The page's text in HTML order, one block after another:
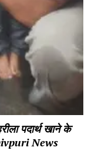
पदार्थ खाने के
News